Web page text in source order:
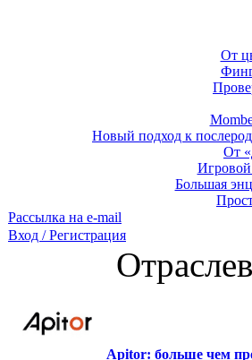
От
Новый подход к
От
Большая
Рассылка на e-mail
Вход / Регистрация
Apitor: больше чем